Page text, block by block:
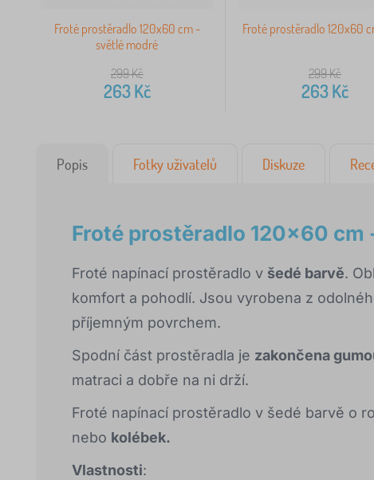
Froté prostěradlo 120x60 cm -
světlé modré
299Kč
263Kč
Froté prostěradlo 120x60
299Kč
263Kč
Popis Fotky uživatelů Diskuze
Froté prostěradlo 120x60 cm
Froté napínací prostěradlo v šedé barvě.
komfort a pohodlí. Jsou vyrobena z
příjemným povrchem.
Spodní část prostěradla je zakončena
matraci a dobře na ni drží.
Froté napínací prostěradlo v šedé barvě o
nebo kolébek.
Vlastnosti: